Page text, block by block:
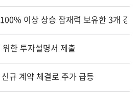
이상 상승 잠재력 보유한 3개 강
한 투자설명서 제출
규 계약 체결로 주가 급등